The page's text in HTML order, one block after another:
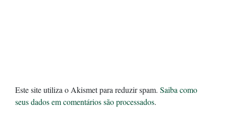
Este site utiliza o Akismet para reduzir spam. Saiba como
seus dados em comentários são processados.